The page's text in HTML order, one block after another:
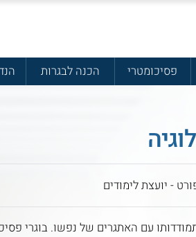
פסיכומטרי הכנה לבגרות
- יועצת לימודים
עם האתגרים של נפשו. בוגרי